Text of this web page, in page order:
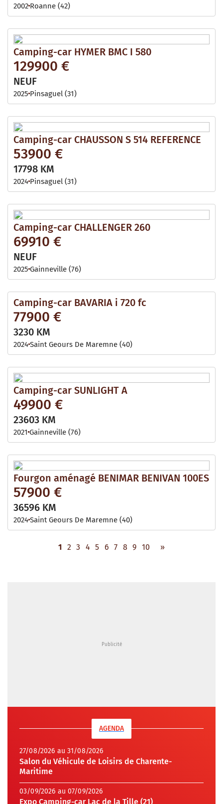
2002 Roanne (42)
Camping-car HYMER BMC I 580
129900 €
NEUF
2025 Pinsaguel (31)
Camping-car CHAUSSON S 514 REFERENCE
53900 €
17798 KM
2024 Pinsaguel (31)
Camping-car CHALLENGER 260
69910 €
NEUF
2025 Gainneville (76)
Camping-car BAVARIA i 720 fc
77900 €
3230 KM
2024Saint Geours De Maremne (40)
Camping-car SUNLIGHT A
49900 €
23603 KM
2021 Gainneville (76)
Fourgon aménagé BENIMAR BENIVAN 100ES
57900 €
36596 KM
2024Saint Geours De Maremne (40)
1 2 3 4 5 6 7 8 9 10 »
AGENDA
27/08/2026 au 31/08/2026
Salon du Véhicule de Loisirs de Charente-
Maritime
03/09/2026 au 07/09/2026
Expo Camping-car Lac de la Tille (21)